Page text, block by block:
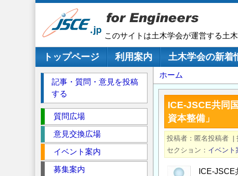
このサイトは土木学会が運営する土
メインナビゲーション
トップページ 利用案内 土木学会の新着
パ
ン
く
ず
ホーム
ICE-JSCE共同
資本整備」
投稿者 匿名投稿者 |
セクション
イベント
ICE-
記事・質問・意見を投稿
する
ク
シ
質問広場
意見交換広場
イベント案内
募集案内